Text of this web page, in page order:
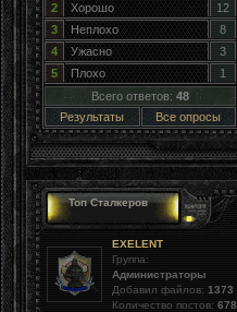
2
Хорошо
12
3
Неплохо
8
4
Ужасно
3
5
Плохо
1
Всего ответов: 48
Результаты
Все опросы
Топ Сталкеров
EXELENT
Группа:
Администраторы
Добавил файлов: 1373
Количество постов: 678